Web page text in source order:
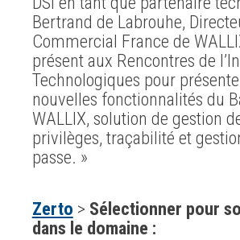
Bertrand de Labrouhe,
Commercial France de
présent aux Rencontres de
Technologiques pour
nouvelles fonctionnalités du
WALLIX, solution de gestion
privilèges, traçabilité et
passe. »
Zerto > Sélectionner pour
dans le domaine :